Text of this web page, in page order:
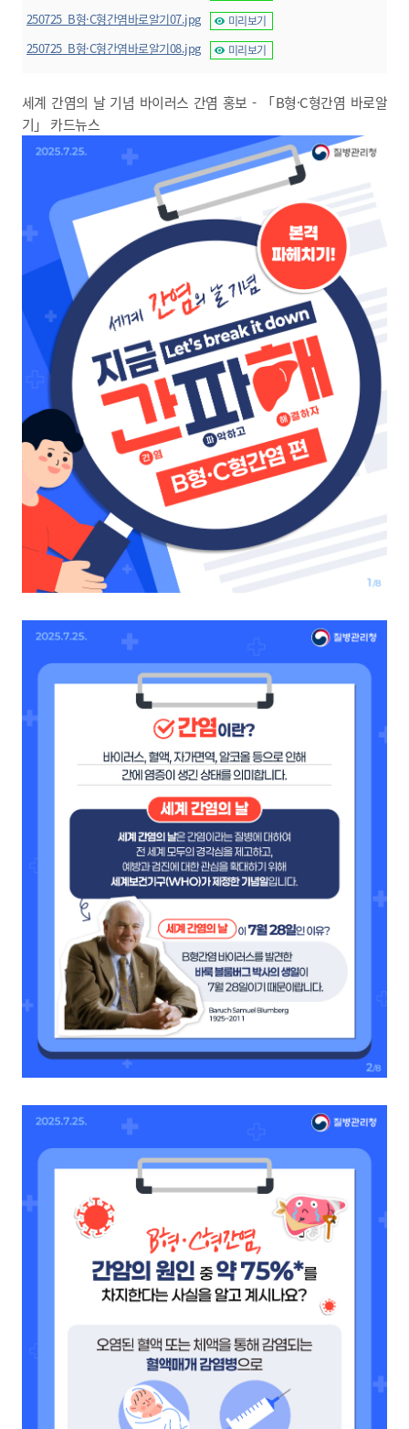
250725_B형·C형간염바로알기07.jpg 미리보기
250725_B형·C형간염바로알기08.jpg 미리보기
세계 간염의 날 기념 바이러스 간염 홍보 - 「B형·C형간염 바로알
기」 카드뉴스